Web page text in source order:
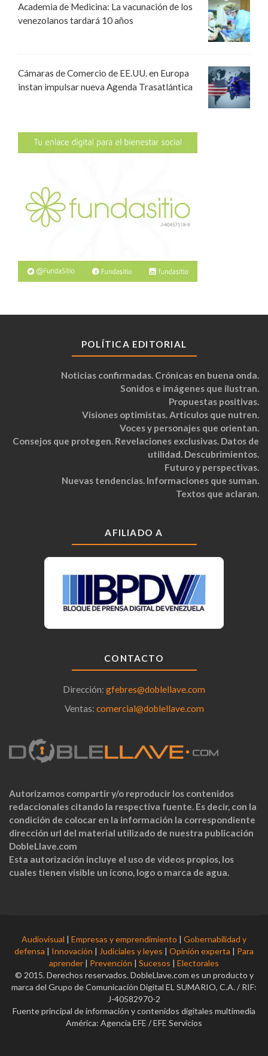
Academia de Medicina: La vacunación de los
venezolanos tardará 10 años
Cámaras de Comercio de EE.UU. en Europa
instan impulsar nueva Agenda Trasatlántica
POLÍTICA EDITORIAL
Noticias confirmadas. Crónicas en buena onda.
Sonidos e imágenes que ilustran.
Propuestas positivas.
Visiones optimistas. Artículos que nutren.
Voces y personajes que orientan.
Consejos que protegen. Revelaciones exclusivas. Datos de
utilidad. Descubrimientos.
Futuro y perspectivas.
Nuevas tendencias. Informaciones que suman.
Textos que aclaran.
AFILIADO A
CONTACTO
Dirección: gfebres@doblellave.com
Ventas: comercial@doblellave.com
Autorizamos compartir y/o reproducir los contenidos
redaccionales citando la respectiva fuente. Es decir, con la
condición de colocar en la información la correspondiente
dirección url del material utilizado de nuestra publicación
DobleLlave.com
Esta autorización incluye el uso de videos propios, los
cuales tienen visible un ícono, logo o marca de agua.
Audiovisual | Empresas y emprendimiento | Gobernabilidad y
defensa | Innovación | Judiciales y leyes | Opinión experta | Para
aprender | Prevención | Sucesos | Electorales
© 2015. Derechos reservados. DobleLlave.com es un producto y
marca del Grupo de Comunicación Digital EL SUMARIO, C.A. / RIF:
J-40582970-2
Fuente principal de información y contenidos digitales multimedia
América: Agencia EFE / EFE Servicios